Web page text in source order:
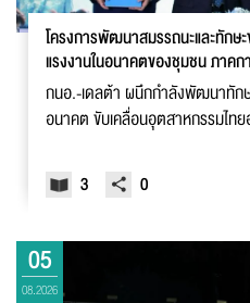
โครงการพัฒนาสมรรถนะและทักษ
แรงงานในอนาคตของชุมชน ภาค
EA-T - Delta
กนอ.-เดลต้า ผนึกกำลังพัฒนาทัก
อนาคต ขับเคลื่อนอุตสาหกรรมไท
3 0
05
08.2026